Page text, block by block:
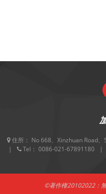
住所： No 668、Xinzhuan Road
Tel： 0086-021-67891180
©著作権20102022：